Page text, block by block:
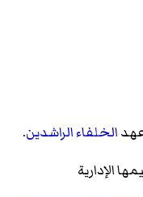
الخلفاء الراشدين.
الإدارية